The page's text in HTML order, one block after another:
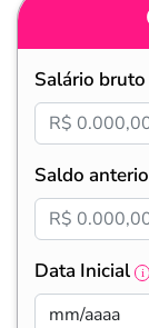
Salário bruto
Saldo
Data Inicial